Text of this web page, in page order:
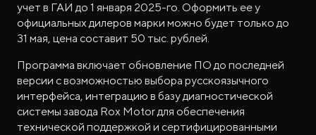
учет в ГАИ до 1 января 2025-го. Оформить ее у
официальных дилеров марки можно будет только до
31 мая, цена составит 50 тыс. рублей.
Программа включает обновление ПО до последней
версии с возможностью выбора русскоязычного
интерфейса, интеграцию в базу диагностической
системы завода Rox Motor для обеспечения
технической поддержкой и сертифицированными